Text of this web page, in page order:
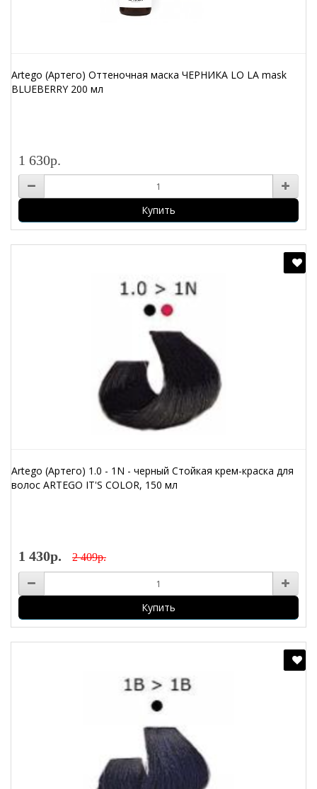
Artego (Артего) Оттеночная маска ЧЕРНИКА LO LA mask
BLUEBERRY 200 мл
1 630р.
Купить
Artego (Артего) 1.0 - 1N - черный Стойкая крем-краска для
волос ARTEGO IT'S COLOR, 150 мл
1 430р. 2 409р.
Купить